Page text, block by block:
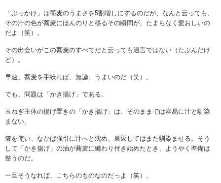
「ぶっかけ」は蕎麦のうまさを5割増しにするのだが、なんと云っても、
その汁の色が蕎麦にほんのりと移るその瞬間が、たまらなく愛おしいの
だよ（笑）。
その出会いがこの蕎麦のすべてだと云っても過言ではない（たぶんだけ
ど）。
早速、蕎麦を手繰れば、無論、うまいのだ（笑）。
でも、問題は「かき揚げ」である。
玉ねぎ主体の揚げ置きの「かき揚げ」は、そのままでは容易に汁と馴染
まない。
箸を使い、なかば強引に汁へと沈め、裏返してはまた馴染ませる。そう
して「かき揚げ」の油が蕎麦に纏わり付き始めたとき、ようやく準備は
整うのだ。
一旦そうなれば、こちらのものなのだっよ（笑）。